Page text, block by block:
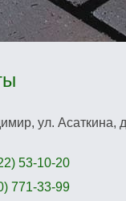
ул. Асаткина,
53-10-20
771-33-99